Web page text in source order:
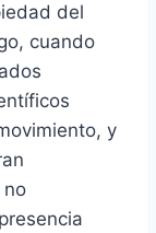
del
cuando
y
no